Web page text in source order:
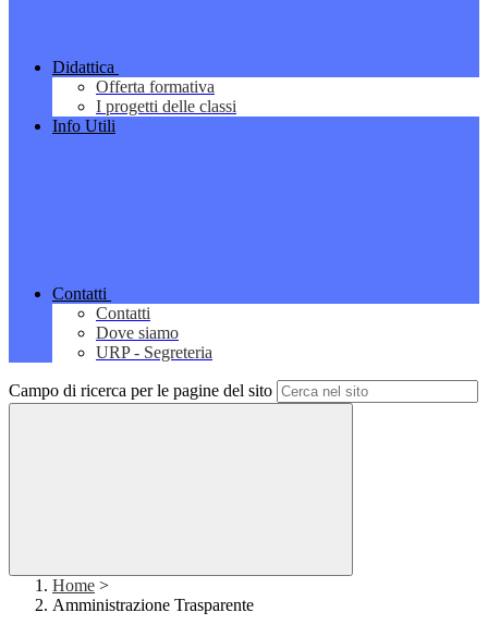
Didattica
Offerta formativa
I progetti delle classi
Info Utili
Contatti
Contatti
Dove siamo
URP - Segreteria
Campo di ricerca per le pagine del sito
Home >
Amministrazione Trasparente